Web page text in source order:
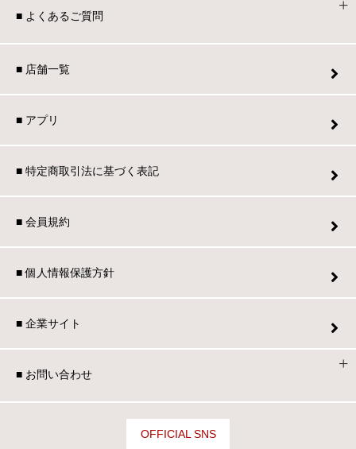
■ よくあるご質問
■ 店舗一覧
■ アプリ
■ 特定商取引法に基づく表記
■ 会員規約
■ 個人情報保護方針
■ 企業サイト
■ お問い合わせ
OFFICIAL SNS